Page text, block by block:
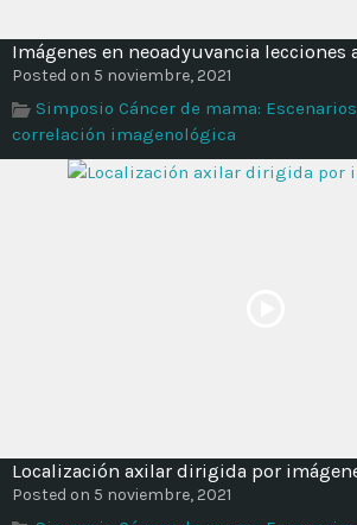
Imágenes en neoadyuvancia lecciones
Posted on 5 noviembre, 2021
Simposio Cáncer de mama:
correlación imagenológica
Localización axilar dirigida por
Posted on 5 noviembre, 2021